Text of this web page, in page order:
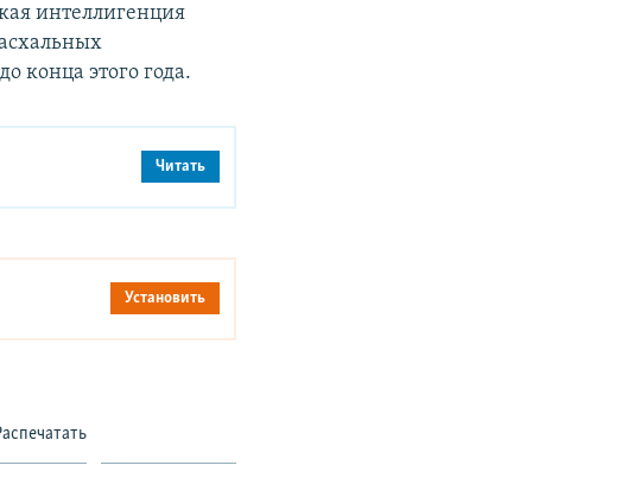
интеллигенция
конца этого года.
Читать
Установить